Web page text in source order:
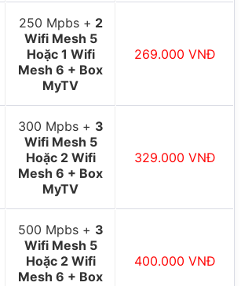
250 Mpbs + 2
Wifi Mesh 5
Hoặc 1 Wifi
Mesh 6 + Box
MyTV
269.000 VNĐ
300 Mpbs + 3
Wifi Mesh 5
Hoặc 2 Wifi
Mesh 6 + Box
MyTV
329.000 VNĐ
500 Mpbs + 3
Wifi Mesh 5
Hoặc 2 Wifi
Mesh 6 + Box
400.000 VNĐ